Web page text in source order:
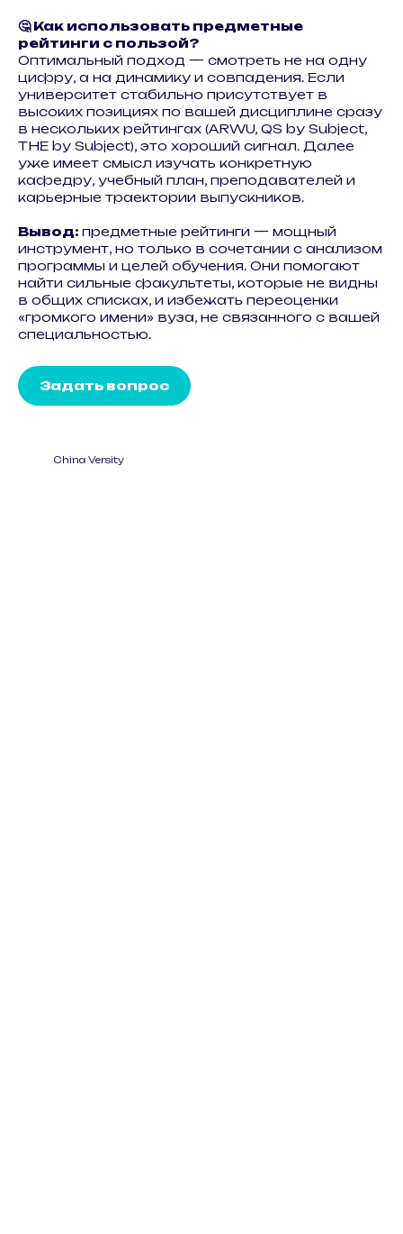
🤔 Как использовать предметные
рейтинги с пользой?
Оптимальный подход — смотреть не на одну
цифру, а на динамику и совпадения. Если
университет стабильно присутствует в
высоких позициях по вашей дисциплине сразу
в нескольких рейтингах (ARWU, QS by Subject,
THE by Subject), это хороший сигнал. Далее
уже имеет смысл изучать конкретную
кафедру, учебный план, преподавателей и
карьерные траектории выпускников.
Вывод: предметные рейтинги — мощный
инструмент, но только в сочетании с анализом
программы и целей обучения. Они помогают
найти сильные факультеты, которые не видны
в общих списках, и избежать переоценки
«громкого имени» вуза, не связанного с вашей
специальностью.
Задать вопрос
China Versity